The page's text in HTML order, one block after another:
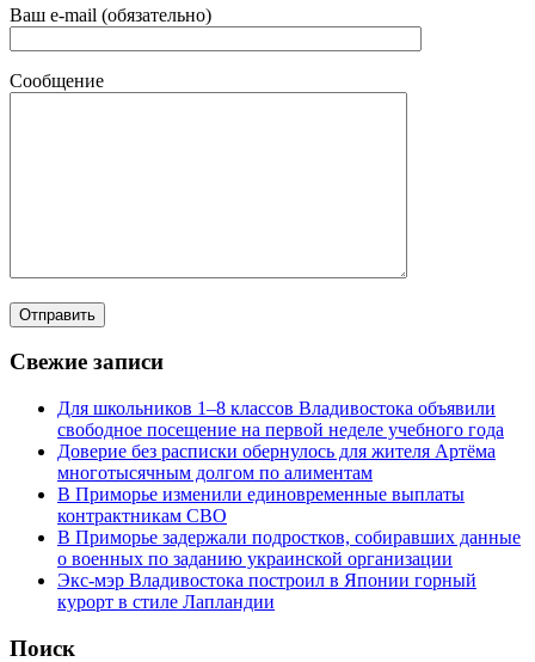
Ваш e-mail (обязательно)
Сообщение
Свежие записи
Для школьников 1–8 классов Владивостока объявили
свободное посещение на первой неделе учебного года
Доверие без расписки обернулось для жителя Артёма
многотысячным долгом по алиментам
В Приморье изменили единовременные выплаты
контрактникам СВО
В Приморье задержали подростков, собиравших данные
о военных по заданию украинской организации
Экс-мэр Владивостока построил в Японии горный
курорт в стиле Лапландии
Поиск